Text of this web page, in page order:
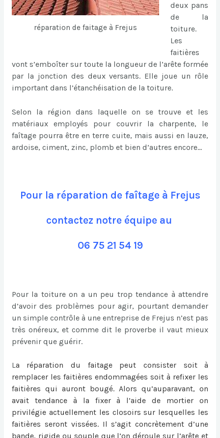
réparation de faitage à Frejus
deux pans
de la
toiture.
Les
faitières
vont s’emboîter sur toute la longueur de l’arête formée
par la jonction des deux versants. Elle joue un rôle
important dans l’étanchéisation de la toiture.
Selon la région dans laquelle on se trouve et les
matériaux employés pour couvrir la charpente, le
faîtage pourra être en terre cuite, mais aussi en lauze,
ardoise, ciment, zinc, plomb et bien d’autres encore…
Pour la réparation de faîtage à Frejus
contactez notre équipe au
06 75 21 54 19
Pour la toiture on a un peu trop tendance à attendre
d’avoir des problèmes pour agir, pourtant demander
un simple contrôle à une entreprise de Frejus n’est pas
très onéreux, et comme dit le proverbe il vaut mieux
prévenir que guérir.
La réparation du faitage peut consister soit à
remplacer les faitières endommagées soit à refixer les
faitières qui auront bougé. Alors qu’auparavant, on
avait tendance à la fixer à l’aide de mortier on
privilégie actuellement les closoirs sur lesquelles les
faitières seront vissées. Il s’agit concrètement d’une
bande, rigide ou souple que l’on déroule sur l’arête et